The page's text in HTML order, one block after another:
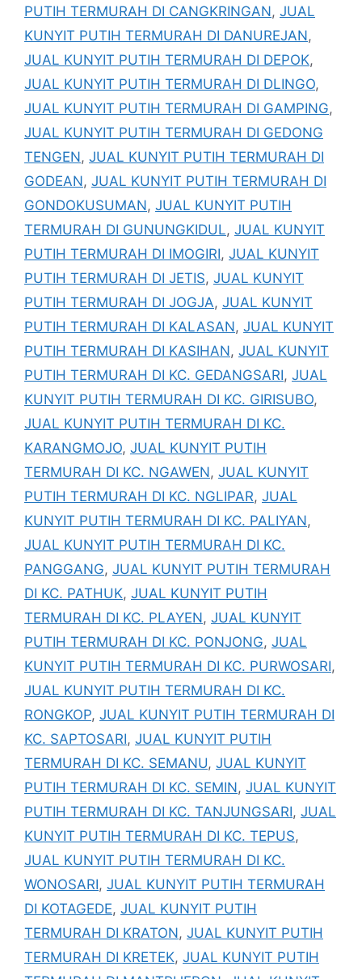
PUTIH TERMURAH DI CANGKRINGAN, JUAL
KUNYIT PUTIH TERMURAH DI DANUREJAN,
JUAL KUNYIT PUTIH TERMURAH DI DEPOK,
JUAL KUNYIT PUTIH TERMURAH DI DLINGO,
JUAL KUNYIT PUTIH TERMURAH DI GAMPING,
JUAL KUNYIT PUTIH TERMURAH DI GEDONG
TENGEN, JUAL KUNYIT PUTIH TERMURAH DI
GODEAN, JUAL KUNYIT PUTIH TERMURAH DI
GONDOKUSUMAN, JUAL KUNYIT PUTIH
TERMURAH DI GUNUNGKIDUL, JUAL KUNYIT
PUTIH TERMURAH DI IMOGIRI, JUAL KUNYIT
PUTIH TERMURAH DI JETIS, JUAL KUNYIT
PUTIH TERMURAH DI JOGJA, JUAL KUNYIT
PUTIH TERMURAH DI KALASAN, JUAL KUNYIT
PUTIH TERMURAH DI KASIHAN, JUAL KUNYIT
PUTIH TERMURAH DI KC. GEDANGSARI, JUAL
KUNYIT PUTIH TERMURAH DI KC. GIRISUBO,
JUAL KUNYIT PUTIH TERMURAH DI KC.
KARANGMOJO, JUAL KUNYIT PUTIH
TERMURAH DI KC. NGAWEN, JUAL KUNYIT
PUTIH TERMURAH DI KC. NGLIPAR, JUAL
KUNYIT PUTIH TERMURAH DI KC. PALIYAN,
JUAL KUNYIT PUTIH TERMURAH DI KC.
PANGGANG, JUAL KUNYIT PUTIH TERMURAH
DI KC. PATHUK, JUAL KUNYIT PUTIH
TERMURAH DI KC. PLAYEN, JUAL KUNYIT
PUTIH TERMURAH DI KC. PONJONG, JUAL
KUNYIT PUTIH TERMURAH DI KC. PURWOSARI,
JUAL KUNYIT PUTIH TERMURAH DI KC.
RONGKOP, JUAL KUNYIT PUTIH TERMURAH DI
KC. SAPTOSARI, JUAL KUNYIT PUTIH
TERMURAH DI KC. SEMANU, JUAL KUNYIT
PUTIH TERMURAH DI KC. SEMIN, JUAL KUNYIT
PUTIH TERMURAH DI KC. TANJUNGSARI, JUAL
KUNYIT PUTIH TERMURAH DI KC. TEPUS,
JUAL KUNYIT PUTIH TERMURAH DI KC.
WONOSARI, JUAL KUNYIT PUTIH TERMURAH
DI KOTAGEDE, JUAL KUNYIT PUTIH
TERMURAH DI KRATON, JUAL KUNYIT PUTIH
TERMURAH DI KRETEK, JUAL KUNYIT PUTIH